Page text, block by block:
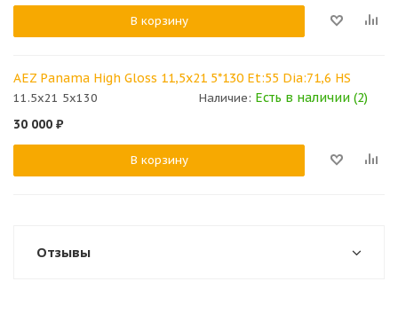
В корзину
AEZ Panama High Gloss 11,5x21 5*130 Et:55 Dia:71,6 HS
11.5x21 5x130 Наличие: Есть в наличии (2)
30 000 ₽
В корзину
Отзывы